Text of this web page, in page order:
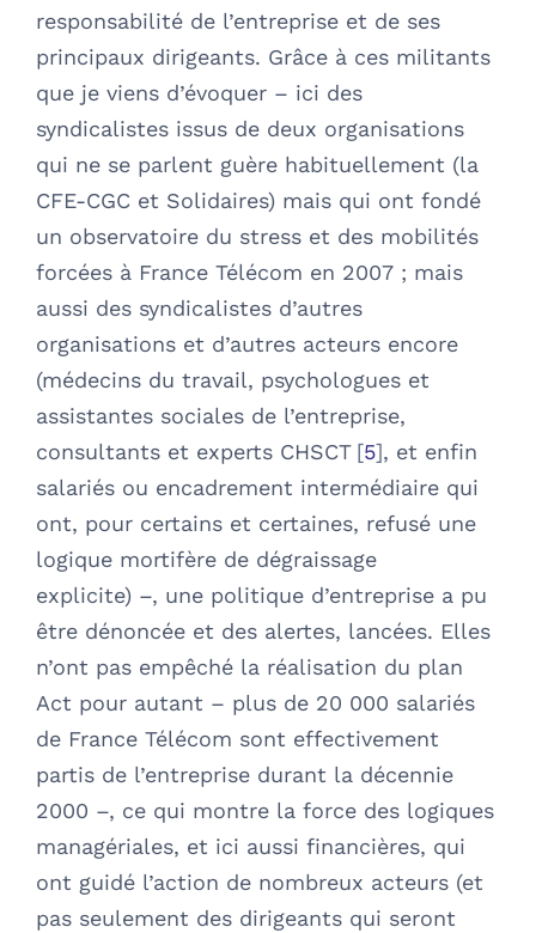
responsabilité de l’entreprise et de ses
principaux dirigeants. Grâce à ces militants
que je viens d’évoquer – ici des
syndicalistes issus de deux organisations
qui ne se parlent guère habituellement (la
CFE-CGC et Solidaires) mais qui ont fondé
un observatoire du stress et des mobilités
forcées à France Télécom en 2007 ; mais
aussi des syndicalistes d’autres
organisations et d’autres acteurs encore
(médecins du travail, psychologues et
assistantes sociales de l’entreprise,
consultants et experts CHSCT 5 , et enfin
salariés ou encadrement intermédiaire qui
ont, pour certains et certaines, refusé une
logique mortifère de dégraissage
explicite) –, une politique d’entreprise a pu
être dénoncée et des alertes, lancées. Elles
n’ont pas empêché la réalisation du plan
Act pour autant – plus de 20 000 salariés
de France Télécom sont effectivement
partis de l’entreprise durant la décennie
2000 –, ce qui montre la force des logiques
managériales, et ici aussi financières, qui
ont guidé l’action de nombreux acteurs (et
pas seulement des dirigeants qui seront